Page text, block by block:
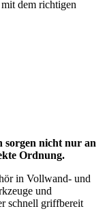
dem richtigen
sorgen nicht nur an
Ordnung.
in Vollwand- und
und
schnell griffbereit